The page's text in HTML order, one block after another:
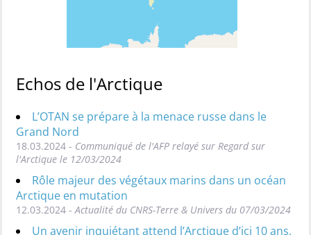
Echos de l'Arctique
L’OTAN se prépare à la menace russe dans le
Grand Nord
18.03.2024 - Communiqué de l'AFP relayé sur Regard sur
l'Arctique le 12/03/2024
Rôle majeur des végétaux marins dans un océan
Arctique en mutation
12.03.2024 - Actualité du CNRS-Terre & Univers du 07/03/2024
Un avenir inquiétant attend l’Arctique d’ici 10 ans,